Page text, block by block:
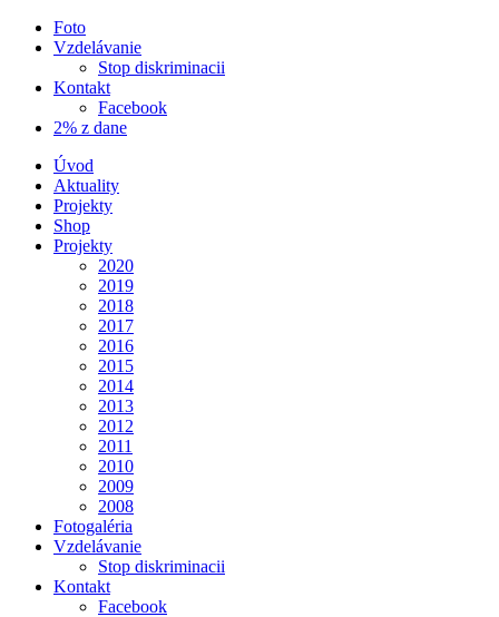
Foto
Vzdelávanie
Stop diskriminacii
Kontakt
Facebook
2% z dane
Úvod
Aktuality
Projekty
Shop
Projekty
2020
2019
2018
2017
2016
2015
2014
2013
2012
2011
2010
2009
2008
Fotogaléria
Vzdelávanie
Stop diskriminacii
Kontakt
Facebook